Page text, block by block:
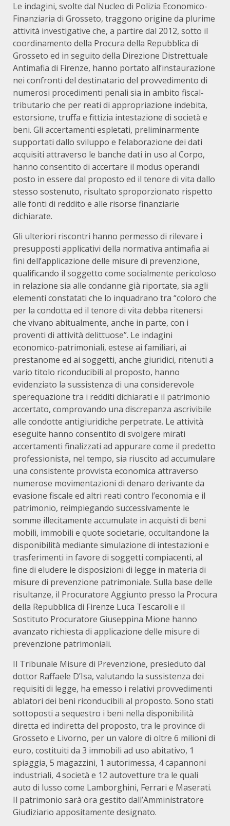
Le indagini, svolte dal Nucleo di Polizia Economico-
Finanziaria di Grosseto, traggono origine da plurime
attività investigative che, a partire dal 2012, sotto il
coordinamento della Procura della Repubblica di
Grosseto ed in seguito della Direzione Distrettuale
Antimafia di Firenze, hanno portato all’instaurazione
nei confronti del destinatario del provvedimento di
numerosi procedimenti penali sia in ambito fiscal-
tributario che per reati di appropriazione indebita,
estorsione, truffa e fittizia intestazione di società e
beni. Gli accertamenti espletati, preliminarmente
supportati dallo sviluppo e l’elaborazione dei dati
acquisiti attraverso le banche dati in uso al Corpo,
hanno consentito di accertare il modus operandi
posto in essere dal proposto ed il tenore di vita dallo
stesso sostenuto, risultato sproporzionato rispetto
alle fonti di reddito e alle risorse finanziarie
dichiarate.
Gli ulteriori riscontri hanno permesso di rilevare i
presupposti applicativi della normativa antimafia ai
fini dell’applicazione delle misure di prevenzione,
qualificando il soggetto come socialmente pericoloso
in relazione sia alle condanne già riportate, sia agli
elementi constatati che lo inquadrano tra “coloro che
per la condotta ed il tenore di vita debba ritenersi
che vivano abitualmente, anche in parte, con i
proventi di attività delittuose”. Le indagini
economico-patrimoniali, estese ai familiari, ai
prestanome ed ai soggetti, anche giuridici, ritenuti a
vario titolo riconducibili al proposto, hanno
evidenziato la sussistenza di una considerevole
sperequazione tra i redditi dichiarati e il patrimonio
accertato, comprovando una discrepanza ascrivibile
alle condotte antigiuridiche perpetrate. Le attività
eseguite hanno consentito di svolgere mirati
accertamenti finalizzati ad appurare come il predetto
professionista, nel tempo, sia riuscito ad accumulare
una consistente provvista economica attraverso
numerose movimentazioni di denaro derivante da
evasione fiscale ed altri reati contro l’economia e il
patrimonio, reimpiegando successivamente le
somme illecitamente accumulate in acquisti di beni
mobili, immobili e quote societarie, occultandone la
disponibilità mediante simulazione di intestazioni e
trasferimenti in favore di soggetti compiacenti, al
fine di eludere le disposizioni di legge in materia di
misure di prevenzione patrimoniale. Sulla base delle
risultanze, il Procuratore Aggiunto presso la Procura
della Repubblica di Firenze Luca Tescaroli e il
Sostituto Procuratore Giuseppina Mione hanno
avanzato richiesta di applicazione delle misure di
prevenzione patrimoniali.
Il Tribunale Misure di Prevenzione, presieduto dal
dottor Raffaele D’Isa, valutando la sussistenza dei
requisiti di legge, ha emesso i relativi provvedimenti
ablatori dei beni riconducibili al proposto. Sono stati
sottoposti a sequestro i beni nella disponibilità
diretta ed indiretta del proposto, tra le province di
Grosseto e Livorno, per un valore di oltre 6 milioni di
euro, costituiti da 3 immobili ad uso abitativo, 1
spiaggia, 5 magazzini, 1 autorimessa, 4 capannoni
industriali, 4 società e 12 autovetture tra le quali
auto di lusso come Lamborghini, Ferrari e Maserati.
Il patrimonio sarà ora gestito dall’Amministratore
Giudiziario appositamente designato.